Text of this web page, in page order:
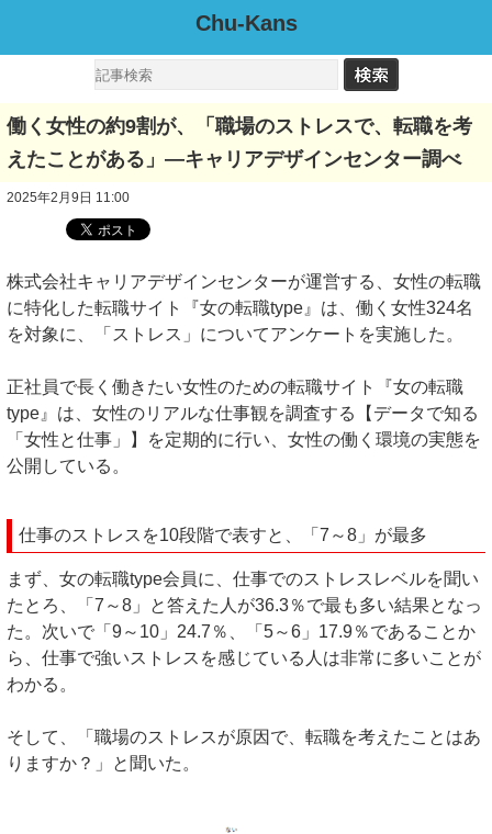
Chu-Kans
働く女性の約9割が、「職場のストレスで、転職を考
えたことがある」―キャリアデザインセンター調べ
2025年2月9日 11:00
株式会社キャリアデザインセンターが運営する、女性の転職
に特化した転職サイト『女の転職type』は、働く女性324名
を対象に、「ストレス」についてアンケートを実施した。
正社員で長く働きたい女性のための転職サイト『女の転職
type』は、女性のリアルな仕事観を調査する【データで知る
「女性と仕事」】を定期的に行い、女性の働く環境の実態を
公開している。
仕事のストレスを10段階で表すと、「7～8」が最多
まず、女の転職type会員に、仕事でのストレスレベルを聞い
たとろ、「7～8」と答えた人が36.3％で最も多い結果となっ
た。次いで「9～10」24.7％、「5～6」17.9％であることか
ら、仕事で強いストレスを感じている人は非常に多いことが
わかる。
そして、「職場のストレスが原因で、転職を考えたことはあ
りますか？」と聞いた。